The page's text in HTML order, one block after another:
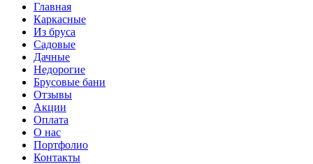
Главная
Каркасные
Из бруса
Садовые
Дачные
Недорогие
Брусовые бани
Отзывы
Акции
Оплата
О нас
Портфолио
Контакты